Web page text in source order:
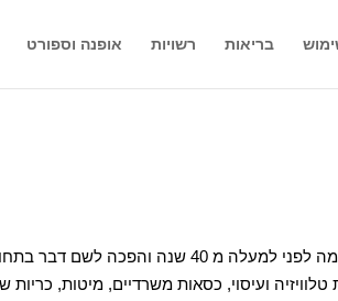
בריאות רשויות אופנה וספורט
דר גב היא רשת ישראלית מובילה למוצרי בריאות, נוחות ואיכות חיים, שהוקמה לפני למעלה מ 40 שנה והפכה לשם
ועיסוי, כסאות משרדיים, מיטות, כריות